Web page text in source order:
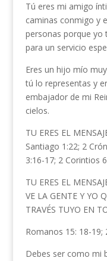
Tú eres mi amigo
caminas conmigo y
personas porque yo
para un servicio
Eres un hijo mío
tú lo representas y
embajador de mi
cielos.
TU ERES EL
Santiago 1:22; 2
3:16-17; 2 Corintios
TU ERES EL
VE LA GENTE Y YO
TRAVÉS TUYO EN
Romanos 15: 18-19;
Debes ser como mi